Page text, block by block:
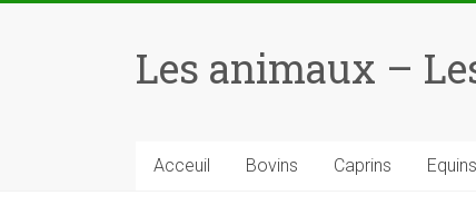
Les animaux –
Acceuil Bovins Caprins Equins